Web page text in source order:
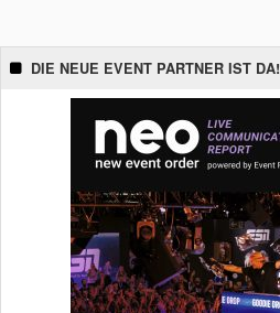
DIE NEUE EVENT PARTNER IST DA!